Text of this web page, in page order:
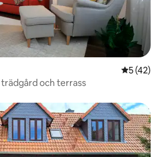
5 av 5 i
5 (42)
och terrass